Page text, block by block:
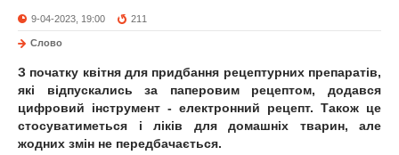
9-04-2023, 19:00 211
Слово
З початку квітня для придбання рецептурних препаратів,
які відпускались за паперовим рецептом, додався
цифровий інструмент - електронний рецепт. Також це
стосуватиметься і ліків для домашніх тварин, але
жодних змін не передбачається.